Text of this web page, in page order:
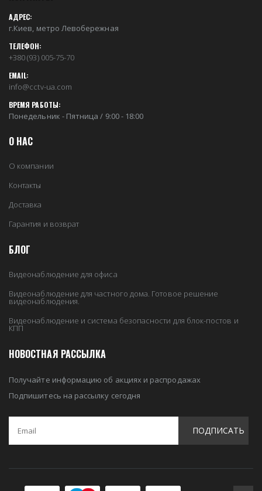
АДРЕС:
г.Киев, метро Левобережная
ТЕЛЕФОН:
+380 (93) 005-75-70
EMAIL:
info@cctv-ua.com
ВРЕМЯ РАБОТЫ:
Понедельник - Пятница / 9:00 - 18:00
О НАС
О компании
Контакты
Доставка
Гарантия и возврат
БЛОГ
Видеонаблюдение для офиса
Видеонаблюдение для частного дома. Готовое решение
видеонаблюдения.
Видеонаблюдение и система безопасности для блок-постов и
КПП
НОВОСТНАЯ РАССЫЛКА
Получайте информацию об акциях и распродажах
Подпишитесь на рассылку сегодня
ПОДПИСАТЬ